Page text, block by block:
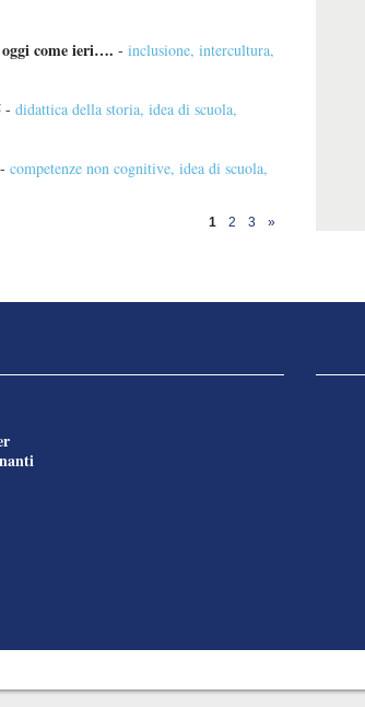
come ieri…. - inclusione, intercultura,
- didattica della storia, idea di scuola,
- competenze non cognitive, idea di scuola,
1 2 3 »